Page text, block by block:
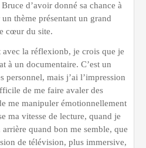
d’avoir donné sa chance à
thème présentant un grand
cœur du site.
avec la réflexionb, je crois que je
à un documentaire. C’est un
personnel, mais j’ai l’impression
de me faire avaler des
me manipuler émotionnellement
ma vitesse de lecture, quand je
quand bon me semble, que
de télévision, plus immersive,